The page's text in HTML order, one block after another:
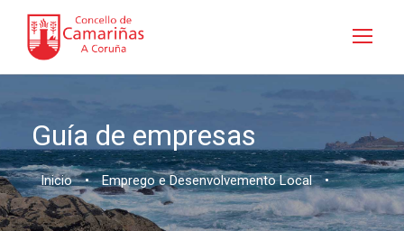
Guía de empresas
Inicio • Emprego e Desenvolvemento Local •